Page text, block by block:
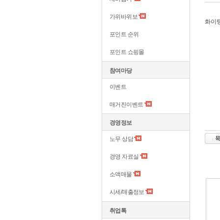
가위바위보
포인트 순위
포인트 쇼핑몰
참여마당
이벤트
매거진이벤트
경영정보
노무 상담
경영 자료실
소액매물
시세/매출정보
취업톡
화이